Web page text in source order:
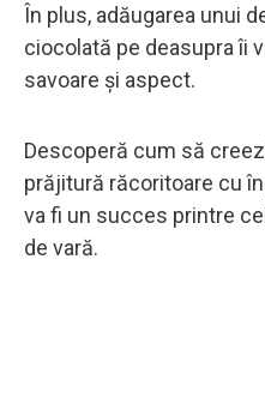
În plus, adăugarea unui
ciocolată pe deasupra îi
savoare și aspect.
Descoperă cum să
prăjitură răcoritoare cu
va fi un succes printre
de vară.